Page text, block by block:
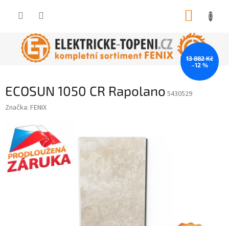
ECOSUN 1050 CR Rapolano 5430529
Značka: FENIX
13 882 Kč
–12 %